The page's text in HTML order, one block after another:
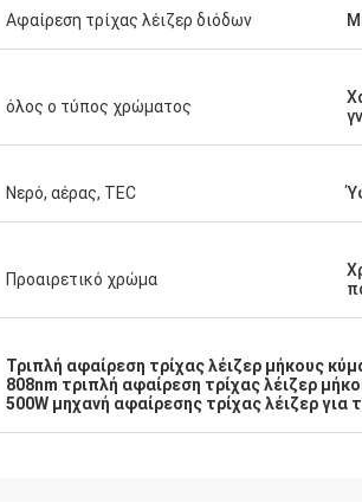
Αφαίρεση τρίχας λέιζερ διόδων
όλος ο τύπος χρώματος
Νερό, αέρας, TEC
Προαιρετικό χρώμα
Τριπλή αφαίρεση τρίχας λέιζερ μήκους
808nm τριπλή αφαίρεση τρίχας λέιζερ
500W μηχανή αφαίρεσης τρίχας λέιζερ για